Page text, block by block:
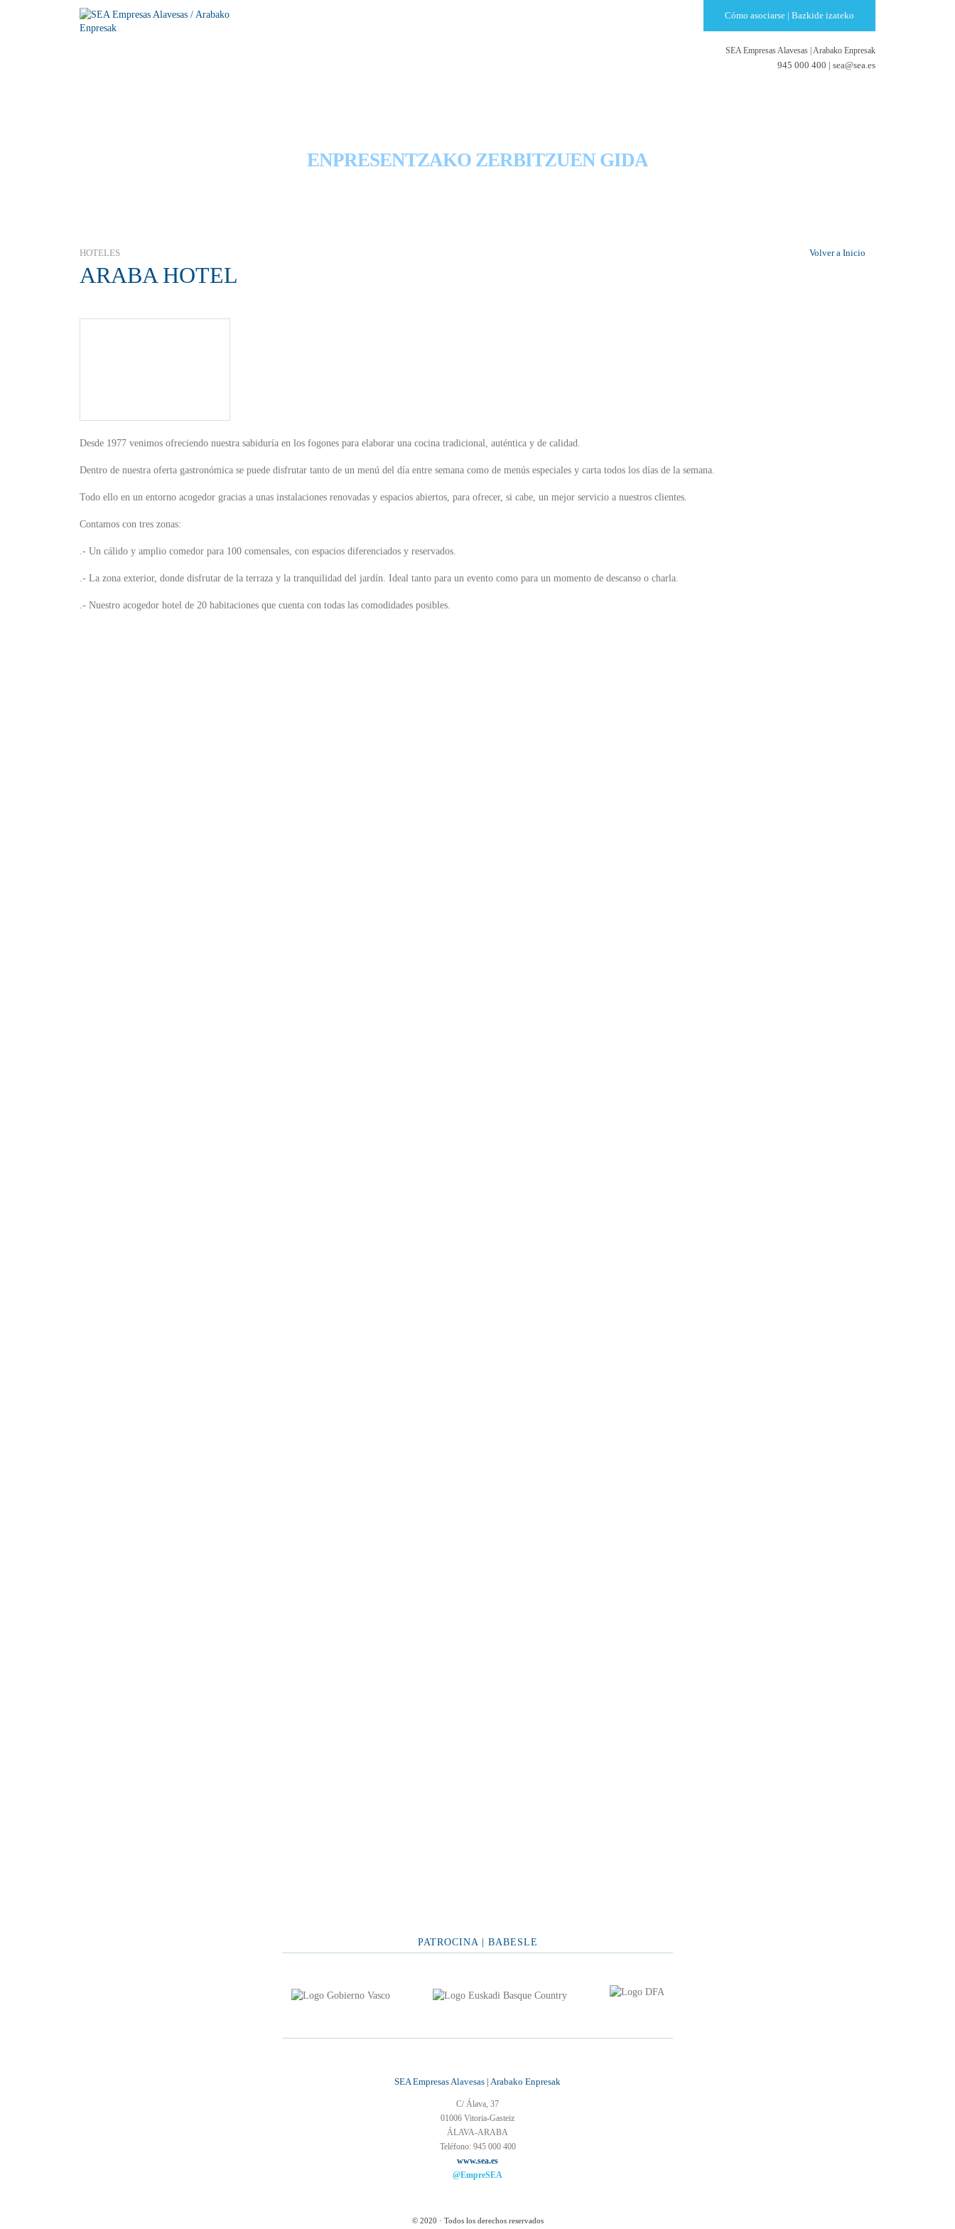
Cómo asociarse | Bazkide izateko
SEA Empresas Alavesas Arabako Enpresak
945 000 400 | sea@sea.es
ENPRESENTZAKO ZERBITZUEN GIDA
Volver a Inicio
HOTELES
ARABA HOTEL
Desde 1977 venimos ofreciendo nuestra sabiduría en los fogones para elaborar una cocina tradicional, auténtica y de calidad.
Dentro de nuestra oferta gastronómica se puede disfrutar tanto de un menú del día entre semana como de menús especiales y carta todos los días de la semana.
Todo ello en un entorno acogedor gracias a unas instalaciones renovadas y espacios abiertos, para ofrecer, si cabe, un mejor servicio a nuestros clientes.
Contamos con tres zonas:
.- Un cálido y amplio comedor para 100 comensales, con espacios diferenciados y reservados.
.- La zona exterior, donde disfrutar de la terraza y la tranquilidad del jardín. Ideal tanto para un evento como para un momento de descanso o charla.
.- Nuestro acogedor hotel de 20 habitaciones que cuenta con todas las comodidades posibles.
PATROCINA | BABESLE
SEA Empresas Alavesas | Arabako Enpresak
C/ Álava, 37
01006 Vitoria-Gasteiz
ÁLAVA-ARABA
Teléfono: 945 000 400
www.sea.es
@EmpreSEA
© 2020 · Todos los derechos reservados